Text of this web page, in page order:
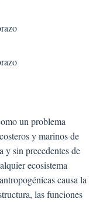
un problema
y marinos de
sin precedentes de
ecosistema
causa la
las funciones